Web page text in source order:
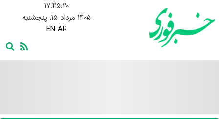
۱۷:۴۵:۲۱
۱۴۰۵ مرداد ۱۵, پنجشنبه
EN AR